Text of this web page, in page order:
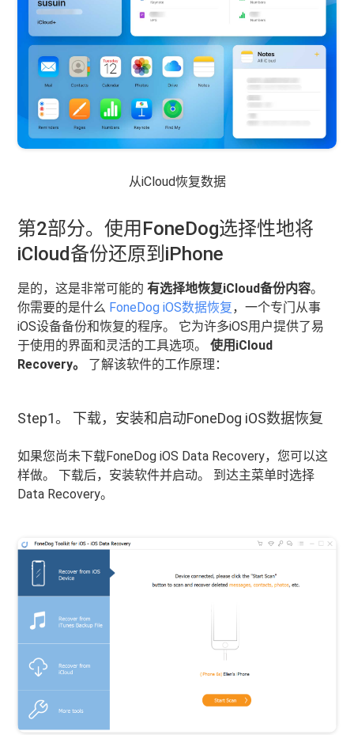
从iCloud恢复数据
第2部分。使用FoneDog选择性地将
iCloud备份还原到iPhone
是的，这是非常可能的有选择地恢复iCloud备份内容。
你需要的是什么 FoneDog iOS数据恢复，一个专门从事
iOS设备备份和恢复的程序。 它为许多iOS用户提供了易
于使用的界面和灵活的工具选项。使用iCloud
Recovery。 了解该软件的工作原理：
Step1。 下载，安装和启动FoneDog iOS数据恢复
如果您尚未下载FoneDog iOS Data Recovery，您可以这
样做。 下载后，安装软件并启动。 到达主菜单时选择
Data Recovery。